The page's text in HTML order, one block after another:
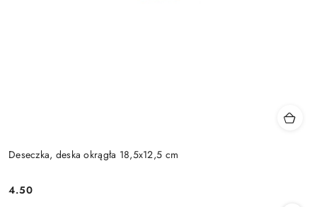
Deseczka, deska okrągła 18,5x12,5 cm
Cena:
4.50